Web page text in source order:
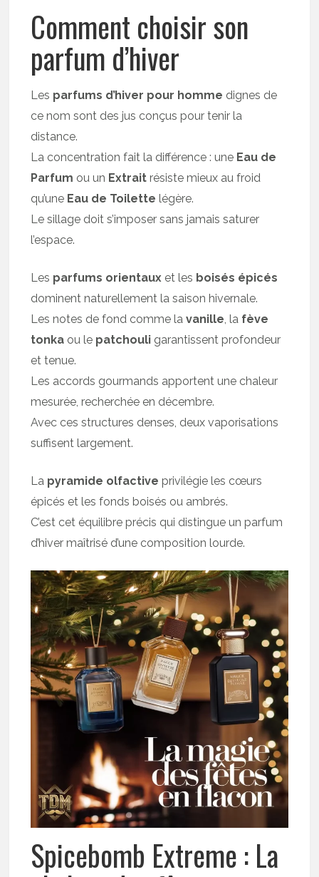
Comment choisir son
parfum d’hiver
Les parfums d’hiver pour homme dignes de
ce nom sont des jus conçus pour tenir la
distance.
La concentration fait la différence : une Eau de
Parfum ou un Extrait résiste mieux au froid
qu’une Eau de Toilette légère.
Le sillage doit s’imposer sans jamais saturer
l’espace.
Les parfums orientaux et les boisés épicés
dominent naturellement la saison hivernale.
Les notes de fond comme lavanille , la fève
tonka ou le patchouli garantissent profondeur
et tenue.
Les accords gourmands apportent une chaleur
mesurée, recherchée en décembre.
Avec ces structures denses, deux vaporisations
suffisent largement.
La pyramide olfactive privilégie les cœurs
épicés et les fonds boisés ou ambrés.
C’est cet équilibre précis qui distingue un parfum
d’hiver maîtrisé d’une composition lourde.
Spicebomb Extreme : La